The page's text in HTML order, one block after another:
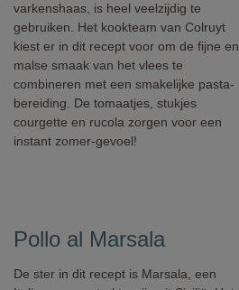
varkenshaas, is heel veelzijdig te
gebruiken. Het kookteam van Colruyt
kiest er in dit recept voor om de fijne en
malse smaak van het vlees te
combineren met een smakelijke pasta-
bereiding. De tomaatjes, stukjes
courgette en rucola zorgen voor een
instant zomer-gevoel!
Pollo al Marsala
De ster in dit recept is Marsala, een